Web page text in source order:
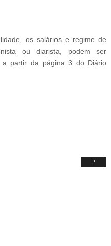
os salários e regime de
ou diarista, podem ser
a partir da página 3 do Diário
›